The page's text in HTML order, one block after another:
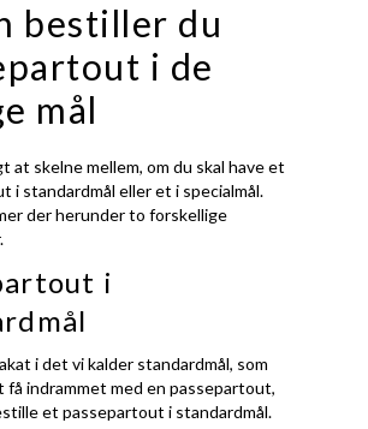
bestiller du
i de
mål
at skelne mellem, om du skal have et
i standardmål eller et i specialmål.
der herunder to forskellige
i
i det vi kalder standardmål, som
få indrammet med en passepartout,
et passepartout i standardmål.